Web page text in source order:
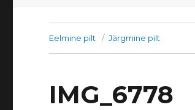
Eelmine pilt Järgmine pilt
IMG_6778